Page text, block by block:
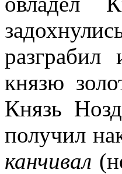
князю
Князь
получил
канчивал